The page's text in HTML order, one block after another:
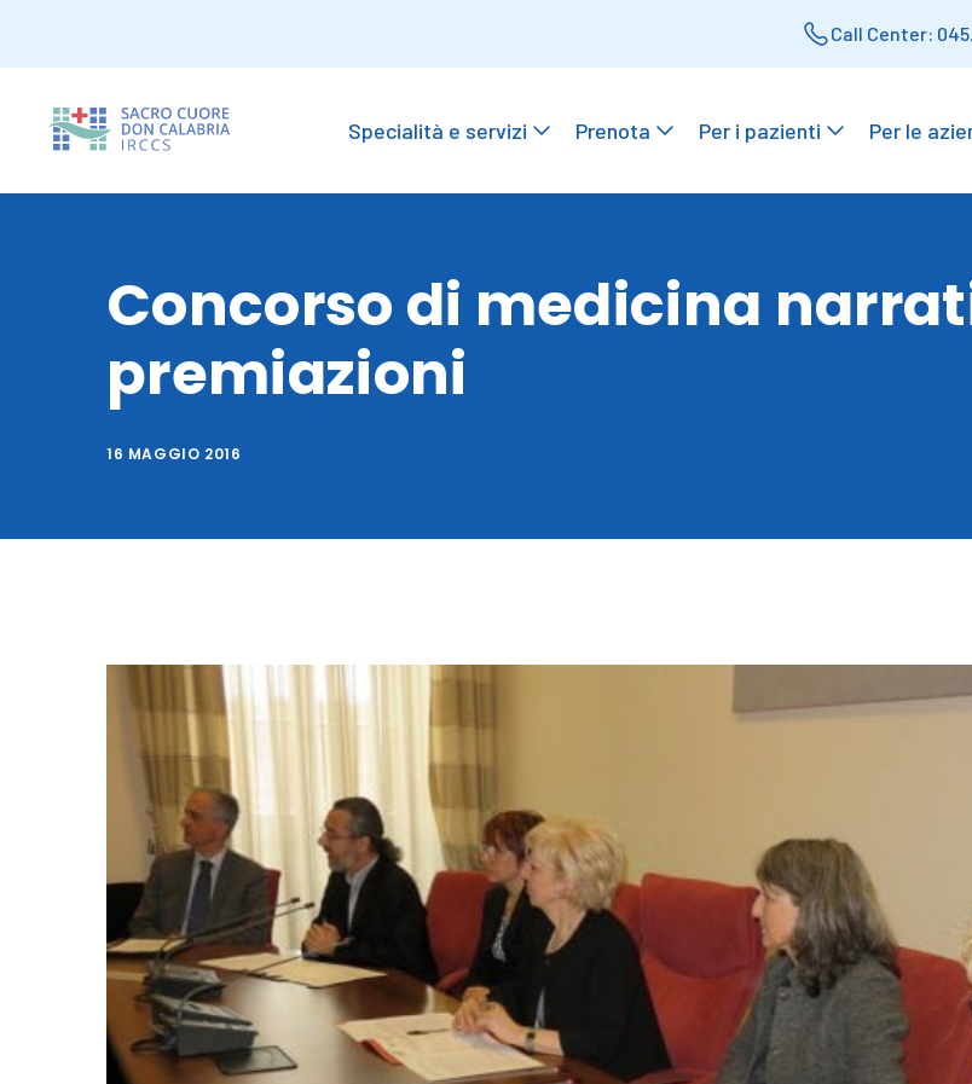
Call Center:
Specialità e servizi Prenota Per i pazienti Per le
Concorso di medicina
premiazioni
16 MAGGIO 2016